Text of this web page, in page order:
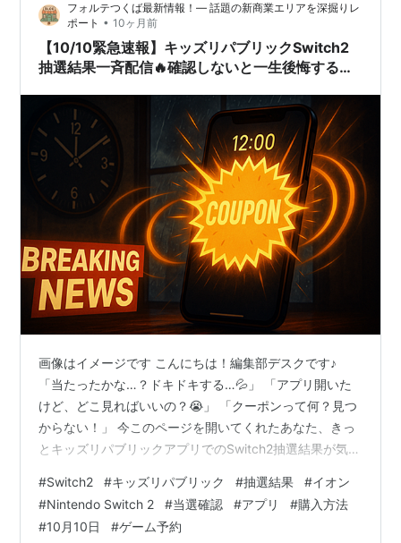
フォルテつくば最新情報！— 話題の新商業エリアを深掘りレ
ポート • 10ヶ月前
【10/10緊急速報】キッズリパブリックSwitch2
抽選結果一斉配信🔥確認しないと一生後悔する件
画像はイメージです こんにちは！編集部デスクです♪
「当たったかな…？ドキドキする…💦」 「アプリ開いた
けど、どこ見ればいいの？😭」 「クーポンって何？見つ
からない！」 今このページを開いてくれたあなた、きっ
とキッズリパブリックアプリでのSwitch2抽選結果が気に
を最後まで読めば、あなたの不安や疑問が100％解決しま
す！💪 本日2025年10月10日（金）12:00から、いよいよ
キッズリパブリックアプリでNintendo Switch 2の抽選結
#Switch2 #キッズリパブリック #抽選結果 #イオン
#Nintendo Switch 2 #当選確認 #アプリ #購入方法
#10月10日 #ゲーム予約